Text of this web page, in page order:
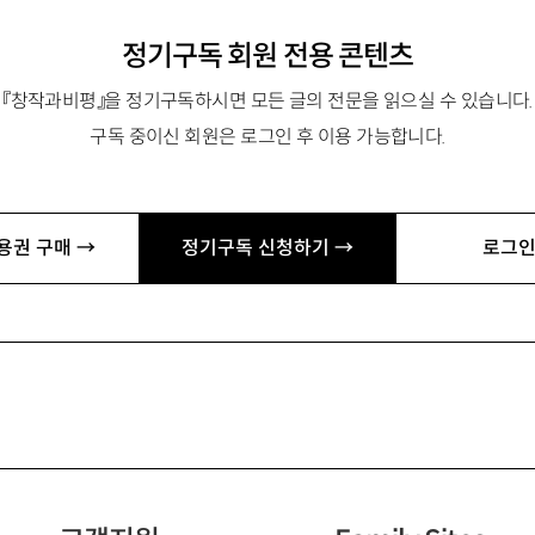
정기구독 회원 전용 콘텐츠
『창작과비평』을 정기구독하시면 모든 글의 전문을 읽으실 수 있습니다.
구독 중이신 회원은 로그인 후 이용 가능합니다.
권 구매 → 정기구독 신청하기 → 로그